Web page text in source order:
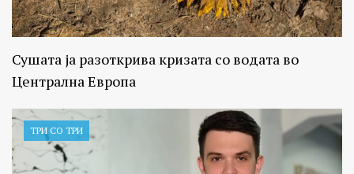
Сушата ја разоткрива кризата со водата во
Централна Европа
ТРИ СО ТРИ